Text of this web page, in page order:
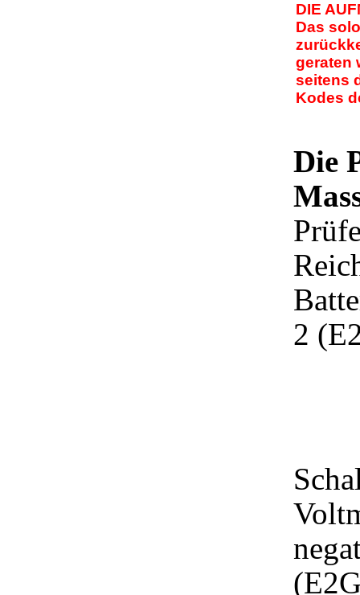
DIE
Das
geraten
seitens
Kodes
Die
2